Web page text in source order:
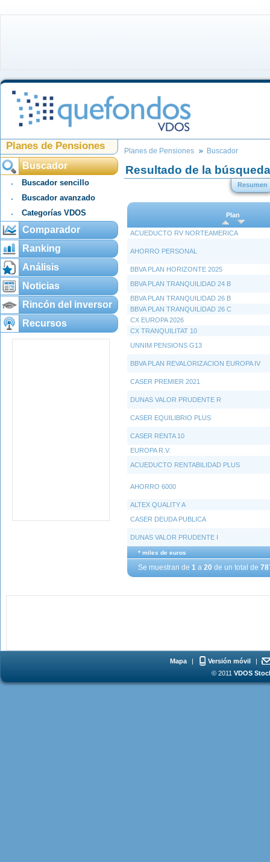
Planes de Pensiones
Buscador
Buscador sencillo
Buscador avanzado
Categorías VDOS
Comparador
Ranking
Análisis
Noticias
Rincón del inversor
Recursos
Planes de Pensiones Buscador
Resultado de la búsqueda
Resumen
Plan
* miles de euros
Se muestran de 1 a 20 de un total de
ACUEDUCTO RV NORTEAMERICA
AHORRO PERSONAL
BBVA PLAN HORIZONTE 2025
BBVA PLAN TRANQUILIDAD 24 B
BBVA PLAN TRANQUILIDAD 26 B
BBVA PLAN TRANQUILIDAD 26 C
CX EUROPA 2026
CX TRANQUILITAT 10
UNNIM PENSIONS G13
BBVA PLAN REVALORIZACION EUROPA IV
CASER PREMIER 2021
DUNAS VALOR PRUDENTE R
CASER EQUILIBRIO PLUS
CASER RENTA 10
EUROPA R.V.
ACUEDUCTO RENTABILIDAD PLUS
AHORRO 6000
ALTEX QUALITY A
CASER DEUDA PUBLICA
DUNAS VALOR PRUDENTE I
Mapa | Versión móvil
|
© 2011 VDOS